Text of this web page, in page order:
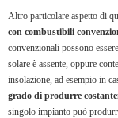
Altro particolare aspetto di
con combustibili
convenzionali possono
solare è assente, oppure
insolazione, ad esempio in
grado di produrre
singolo impianto può